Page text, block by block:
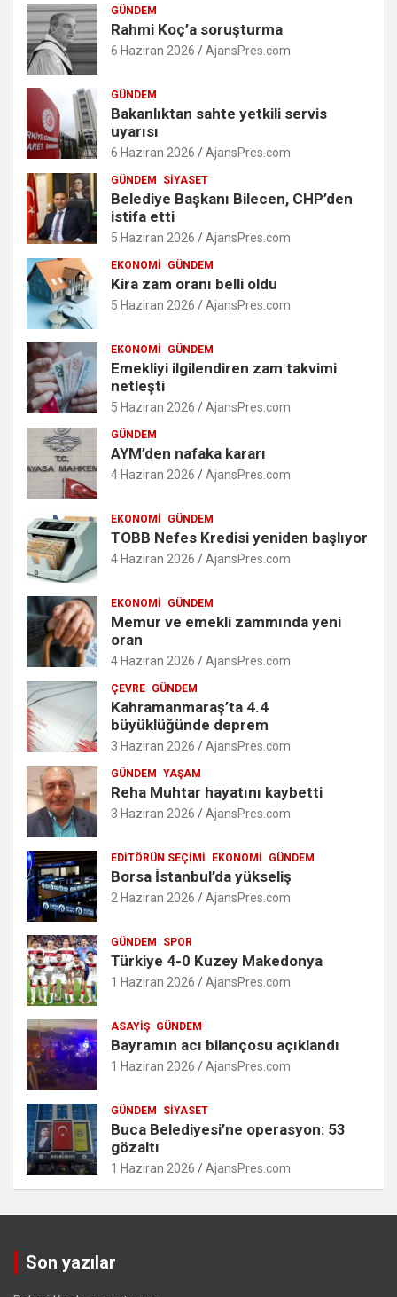
GÜNDEM
Rahmi Koç’a soruşturma
6 Haziran 2026 AjansPres.com
GÜNDEM
Bakanlıktan sahte yetkili servis
uyarısı
6 Haziran 2026 AjansPres.com
GÜNDEM SIYASET
Belediye Başkanı Bilecen, CHP’den
istifa etti
5 Haziran 2026 AjansPres.com
EKONOMI GÜNDEM
Kira zam oranı belli oldu
5 Haziran 2026 AjansPres.com
EKONOMI GÜNDEM
Emekliyi ilgilendiren zam takvimi
netleşti
5 Haziran 2026 AjansPres.com
GÜNDEM
AYM’den nafaka kararı
4 Haziran 2026 AjansPres.com
EKONOMI GÜNDEM
TOBB Nefes Kredisi yeniden başlıyor
4 Haziran 2026 AjansPres.com
EKONOMI GÜNDEM
Memur ve emekli zammında yeni
oran
4 Haziran 2026 AjansPres.com
ÇEVRE GÜNDEM
Kahramanmaraş’ta 4.4
büyüklüğünde deprem
3 Haziran 2026 AjansPres.com
GÜNDEM YAŞAM
Reha Muhtar hayatını kaybetti
3 Haziran 2026 AjansPres.com
EDITÖRÜN SEÇIMI EKONOMI GÜNDEM
Borsa İstanbul’da yükseliş
2 Haziran 2026 AjansPres.com
GÜNDEM SPOR
Türkiye 4-0 Kuzey Makedonya
1 Haziran 2026 AjansPres.com
ASAYIŞ GÜNDEM
Bayramın acı bilançosu açıklandı
1 Haziran 2026 AjansPres.com
GÜNDEM SIYASET
Buca Belediyesi’ne operasyon: 53
gözaltı
1 Haziran 2026 AjansPres.com
Son yazılar